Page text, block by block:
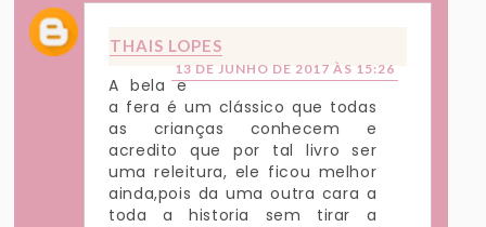
THAIS LOPES
13 DE JUNHO DE 2017 ÀS 15:26
A bela e
a fera é um clássico que todas
as crianças conhecem e
acredito que por tal livro ser
uma releitura, ele ficou melhor
ainda,pois da uma outra cara a
toda a historia sem tirar a